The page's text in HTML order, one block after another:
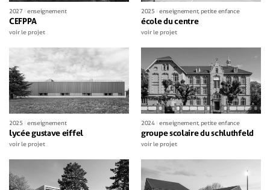
2027 enseignement
CEFPPA
voir le projet
2025 enseignement,petite enfance
école du centre
voir le projet
2025 enseignement
lycée gustave eiffel
voir le projet
2024 enseignement,petite enfance
groupe scolaire du schluthfeld
voir le projet